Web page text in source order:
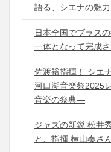
語る、シエナの魅
日本全国でブラス
一体となって完成
佐渡裕指揮！ シエ
河口湖音楽祭2025
音楽の祭典―
ジャズの新鋭 松井
と、指揮 横山奏さ